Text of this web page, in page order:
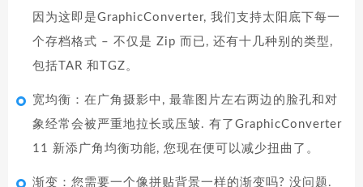
因为这即是GraphicConverter, 我们支持太阳底下每一
个存档格式 – 不仅是 Zip 而已, 还有十几种别的类型,
包括TAR 和TGZ。
宽均衡：在广角摄影中, 最靠图片左右两边的脸孔和对
象经常会被严重地拉长或压皱. 有了GraphicConverter
11 新添广角均衡功能, 您现在便可以减少扭曲了。
渐变：您需要一个像拼贴背景一样的渐变吗? 没问题.